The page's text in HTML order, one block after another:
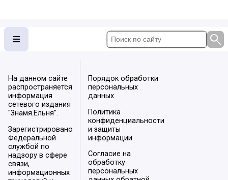
На данном сайте
распространяется
информация
сетевого издания
"Знамя.Ельня".
Зарегистрировано
Федеральной
службой по
надзору в сфере
связи,
информационных
Порядок обработки
персональных
данных
Политика
конфиденциальности
и защиты
информации
Согласие на
обработку
персональных